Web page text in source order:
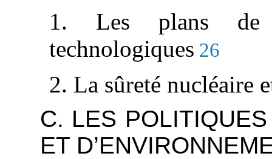
1. Les plans de
technologiques 26
2. La sûreté nucléaire
C. LES
ET